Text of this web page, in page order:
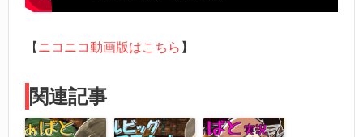
【 ニコニコ動画版はこちら 】
関連記事